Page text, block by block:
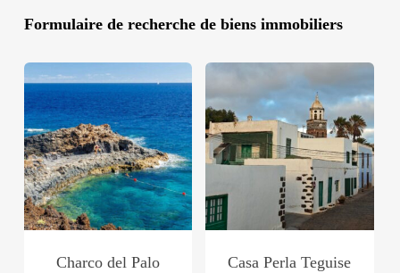
Formulaire de recherche de biens immobiliers
Charco del Palo
Casa Perla Teguise